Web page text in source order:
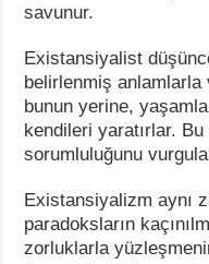
savunur.
Existansiyalist
belirlenmiş anlamlarla
bunun yerine,
kendileri yaratırlar.
sorumluluğunu
Existansiyalizm aynı
paradoksların
zorluklarla